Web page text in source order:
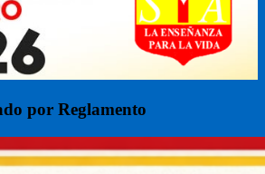
por Reglamento